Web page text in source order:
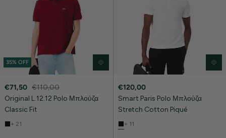
35% OFF
€71,50 €110,00
Original L.12.12 Polo Μπλούζα
Classic Fit
+ 21
€120,00
Smart Paris Polo Μπλούζα
Stretch Cotton Piqué
+ 11